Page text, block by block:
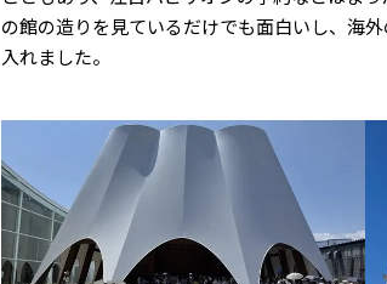
の館の造りを見ているだけでも面白いし、海
入れました。